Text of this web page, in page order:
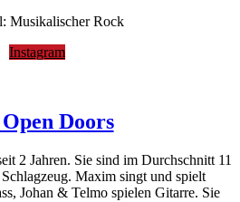
Musikalischer Rock
Instagram
Doors
2 Jahren. Sie sind im Durchschnitt 11
Maxim singt und spielt
Johan & Telmo spielen Gitarre. Sie